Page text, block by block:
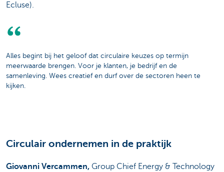
Ecluse).
Alles begint bij het geloof dat circulaire keuzes op termijn
meerwaarde brengen. Voor je klanten, je bedrijf en de
samenleving. Wees creatief en durf over de sectoren heen te
kijken.
Circulair ondernemen in de praktijk
Giovanni Vercammen, Group Chief Energy & Technology